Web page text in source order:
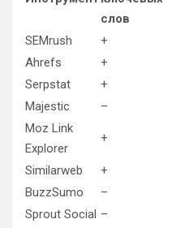
слов
SEMrush +
Ahrefs
+
Serpstat
+
Majestic
–
Moz Link
Explorer
+
Similarweb +
BuzzSumo
–
Sprout Social –